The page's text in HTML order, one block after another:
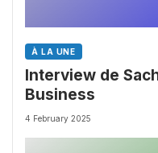
À LA UNE
Interview de
Business
4 February 2025